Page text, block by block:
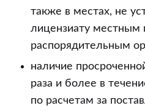
также в местах, не
лицензиату местным
распорядительным
наличие
раза и более в
по расчетам за